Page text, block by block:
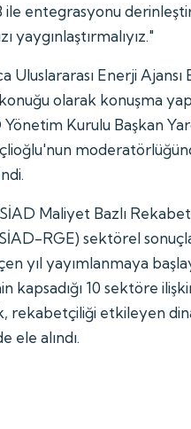
ile entegrasyonu
yaygınlaştırmalıyız."
Uluslararası Enerji Ajansı
olarak konuşma
Kurulu Başkan
Maliyet Bazlı
RGE) sektörel
yıl yayımlanmaya
kapsadığı 10 sektöre
rekabetçiliği etkileyen
ele alındı.